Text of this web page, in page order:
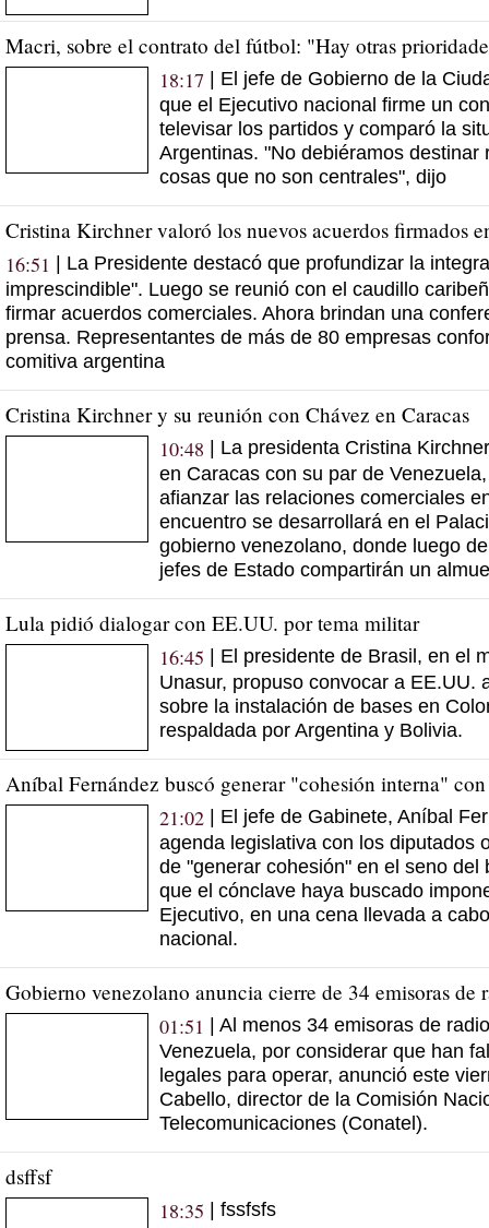
Macri, sobre el contrato del fútbol: "Hay otras
18:17 | El jefe de Gobierno de la
que el Ejecutivo nacional firme un
televisar los partidos y comparó la
Argentinas. "No debiéramos destinar
cosas que no son centrales", dijo
Cristina Kirchner valoró los nuevos acuerdos firmados
16:51 | La Presidente destacó que profundizar la
imprescindible". Luego se reunió con el caudillo
firmar acuerdos comerciales. Ahora brindan una
prensa. Representantes de más de 80 empresas
comitiva argentina
Cristina Kirchner y su reunión con Chávez en Caracas
10:48 | La presidenta Cristina
en Caracas con su par de
afianzar las relaciones comerciales
encuentro se desarrollará en el
gobierno venezolano, donde luego
jefes de Estado compartirán un
Lula pidió dialogar con EE.UU. por tema militar
16:45 | El presidente de Brasil, en el
Unasur, propuso convocar a EE.UU.
sobre la instalación de bases en
respaldada por Argentina y Bolivia.
Aníbal Fernández buscó generar "cohesión interna"
21:02 | El jefe de Gabinete, Aníbal
agenda legislativa con los diputados
de "generar cohesión" en el seno del
que el cónclave haya buscado
Ejecutivo, en una cena llevada a
nacional.
Gobierno venezolano anuncia cierre de 34 emisoras de
01:51 | Al menos 34 emisoras de
Venezuela, por considerar que han
legales para operar, anunció este
Cabello, director de la Comisión
Telecomunicaciones (Conatel).
dsffsf
18:35 | fssfsfs